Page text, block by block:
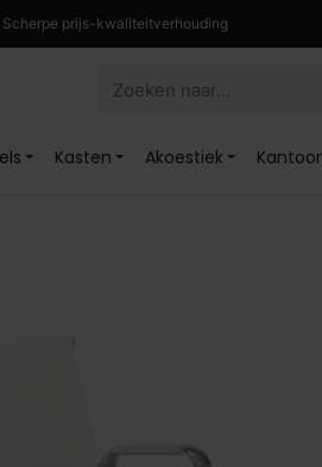
Scherpe prijs-kwaliteitverhouding
Kasten Akoestiek